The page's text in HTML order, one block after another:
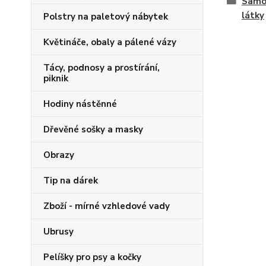
Polstry na paletový nábytek
Květináče, obaly a pálené vázy
Tácy, podnosy a prostírání,
piknik
Hodiny nástěnné
Dřevěné sošky a masky
Obrazy
Tip na dárek
Zboží - mírné vzhledové vady
Ubrusy
Pelíšky pro psy a kočky
látky